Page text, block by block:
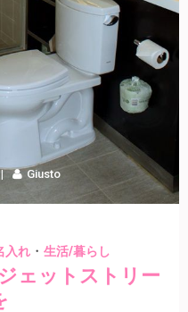
Giusto
入れ・ 生活/暮らし
ェットストリー